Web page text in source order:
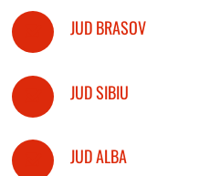
JUD BRASOV
JUD SIBIU
JUD ALBA